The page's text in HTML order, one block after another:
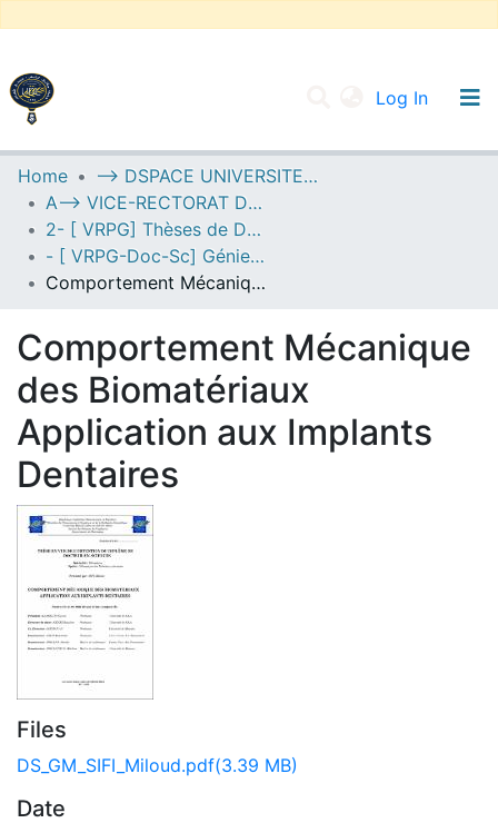
Log In
UNIVERSITY OF D.L SIDI BEL ABBES
Communities & Collections
All of DSpace
Statistics
Home
--> DSPACE UNIVERSITE DJILALLI LIABES DE SIDI BEL ABBES
A--> VICE-RECTORAT DE LA POST-GRADUATION
2- [ VRPG] Thèses de Doctorat en Sciences
- [ VRPG-Doc-Sc] Génie mécanique --- هندسة ميكانيكية
Comportement Mécanique des Biomatériaux Application aux Implants Dentaires
Comportement Mécanique
des Biomatériaux
Application aux Implants
Dentaires
Files
DS_GM_SIFI_Miloud.pdf(3.39 MB)
Date